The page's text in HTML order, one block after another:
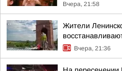
Вчера, 21:58
Жители
Вчера, 21:36